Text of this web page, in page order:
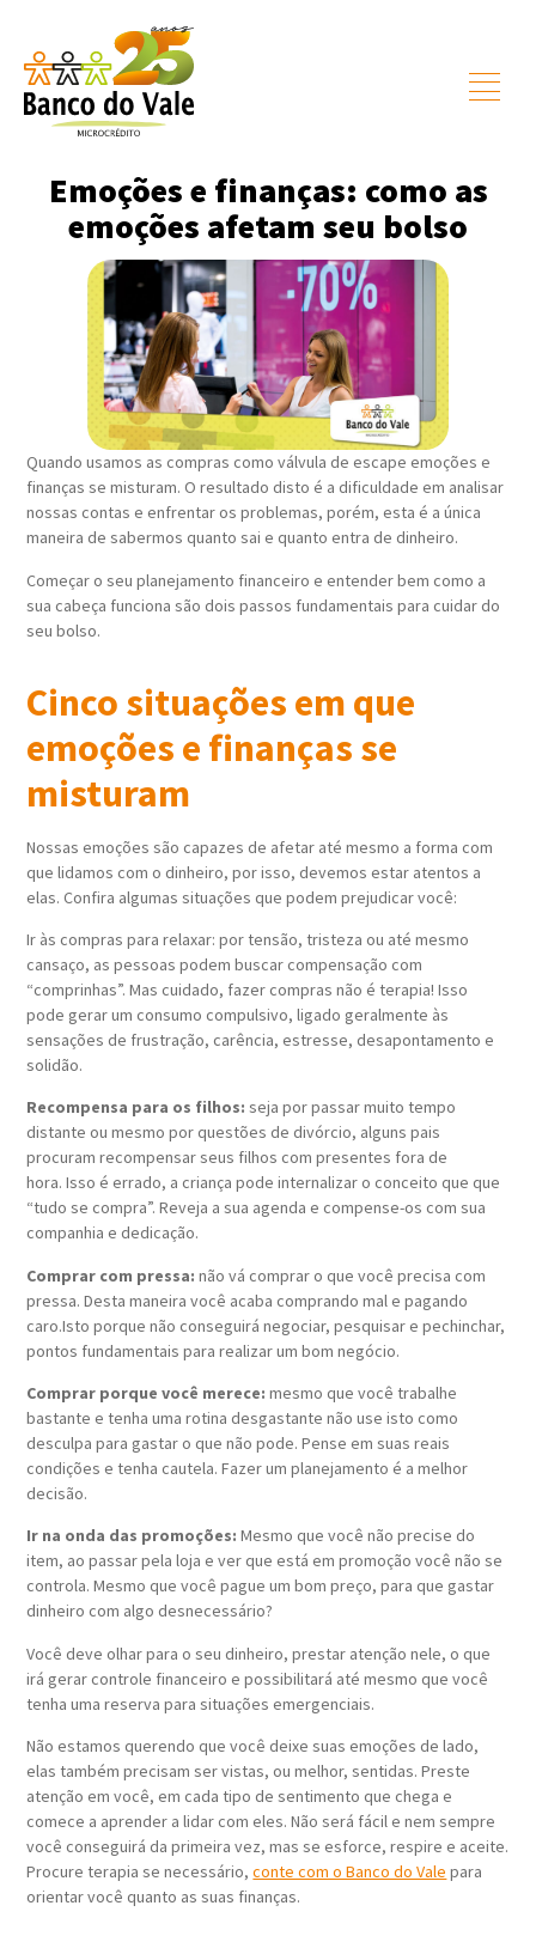
Emoções e finanças: como as
emoções afetam seu bolso
Quando usamos as compras como válvula de escape emoções e
finanças se misturam. O resultado disto é a dificuldade em analisar
nossas contas e enfrentar os problemas, porém, esta é a única
maneira de sabermos quanto sai e quanto entra de dinheiro.
Começar o seu planejamento financeiro e entender bem como a
sua cabeça funciona são dois passos fundamentais para cuidar do
seu bolso.
Cinco situações em que
emoções e finanças se
misturam
Nossas emoções são capazes de afetar até mesmo a forma com
que lidamos com o dinheiro, por isso, devemos estar atentos a
elas. Confira algumas situações que podem prejudicar você:
Ir às compras para relaxar: por tensão, tristeza ou até mesmo
cansaço, as pessoas podem buscar compensação com
“comprinhas”. Mas cuidado, fazer compras não é terapia! Isso
pode gerar um consumo compulsivo, ligado geralmente às
sensações de frustração, carência, estresse, desapontamento e
solidão.
Recompensa para os filhos: seja por passar muito tempo
distante ou mesmo por questões de divórcio, alguns pais
procuram recompensar seus filhos com presentes fora de
hora. Isso é errado, a criança pode internalizar o conceito que que
“tudo se compra”. Reveja a sua agenda e compense-os com sua
companhia e dedicação.
Comprar com pressa:não vá comprar o que você precisa com
pressa. Desta maneira você acaba comprando mal e pagando
caro.Isto porque não conseguirá negociar, pesquisar e pechinchar,
pontos fundamentais para realizar um bom negócio.
Comprar porque você merece:mesmo que você trabalhe
bastante e tenha uma rotina desgastante não use isto como
desculpa para gastar o que não pode. Pense em suas reais
condições e tenha cautela. Fazer um planejamento é a melhor
decisão.
Ir na onda das promoções:Mesmo que você não precise do
item, ao passar pela loja e ver que está em promoção você não se
controla. Mesmo que você pague um bom preço, para que gastar
dinheiro com algo desnecessário?
Você deve olhar para o seu dinheiro, prestar atenção nele, o que
irá gerar controle financeiro e possibilitará até mesmo que você
tenha uma reserva para situações emergenciais.
Não estamos querendo que você deixe suas emoções de lado,
elas também precisam ser vistas, ou melhor, sentidas. Preste
atenção em você, em cada tipo de sentimento que chega e
comece a aprender a lidar com eles. Não será fácil e nem sempre
você conseguirá da primeira vez, mas se esforce, respire e aceite.
Procure terapia se necessário,conte com o Banco do Vale para
orientar você quanto as suas finanças.